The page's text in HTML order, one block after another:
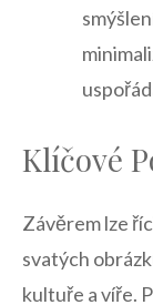
Klíčové
Závěrem lze
svatých
kultuře a víře.